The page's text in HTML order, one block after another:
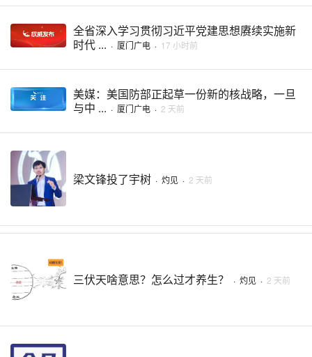
全省深入学习贯彻习近平党建思想赓续实施新
时代 ... · 厦门广电 · 17 小时前
美媒：美国防部正起草一份新的核战略，一旦
与中 ... · 厦门广电 · 2 天前
梁文锋投了宇树 · 灼见 · 2 天前
三伏天啥意思？怎么过才养生？ · 灼见 · 2 天前